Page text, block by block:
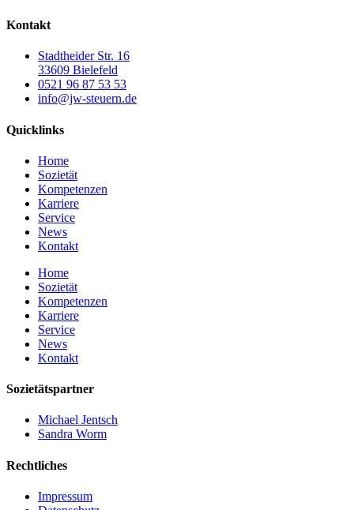
Kontakt
Stadtheider Str. 16
33609 Bielefeld
0521 96 87 53 53
info@jw-steuern.de
Quicklinks
Home
Sozietät
Kompetenzen
Karriere
Service
News
Kontakt
Home
Sozietät
Kompetenzen
Karriere
Service
News
Kontakt
Sozietätspartner
Michael Jentsch
Sandra Worm
Rechtliches
Impressum